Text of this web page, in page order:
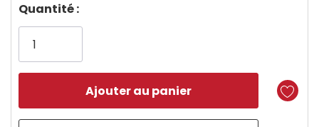
Dépêchez-
vous!
plus
Quantité :